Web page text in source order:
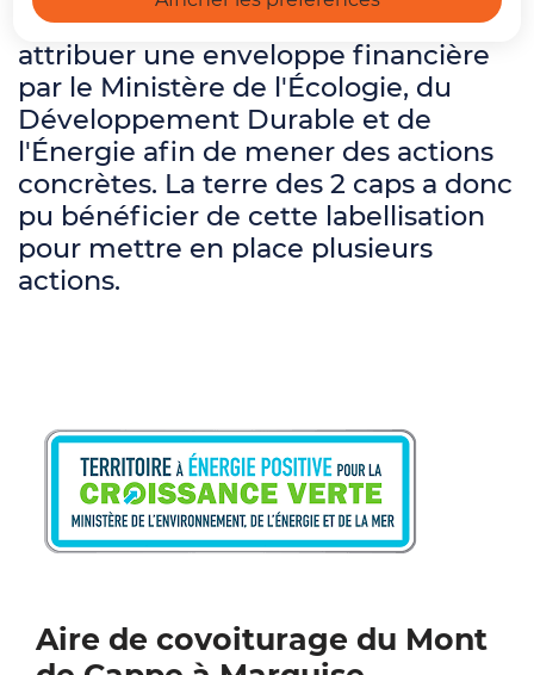
Croissance Verteet s'est vu
attribuer une enveloppe financière
par le Ministère de l'Écologie, du
Développement Durable et de
l'Énergie afin de mener des actions
concrètes. La terre des 2 caps a donc
pu bénéficier de cette labellisation
pour mettre en place plusieurs
actions.
Aire de covoiturage du Mont